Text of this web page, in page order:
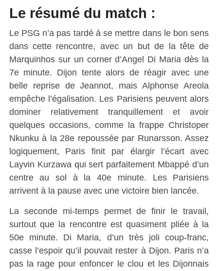
Le résumé du match :
Le PSG n’a pas tardé à se mettre dans le bon sens
dans cette rencontre, avec un but de la tête de
Marquinhos sur un corner d’Angel Di Maria dès la
7e minute. Dijon tente alors de réagir avec une
belle reprise de Jeannot, mais Alphonse Areola
empêche l’égalisation. Les Parisiens peuvent alors
dominer relativement tranquillement et avoir
quelques occasions, comme la frappe Christoper
Nkunku à la 28e repoussée par Runarsson. Assez
logiquement, Paris finit par élargir l’écart avec
Layvin Kurzawa qui sert parfaitement Mbappé d’un
centre au sol à la 40e minute. Les Parisiens
arrivent à la pause avec une victoire bien lancée.
La seconde mi-temps permet de finir le travail,
surtout que la rencontre est quasiment pliée à la
50e minute. Di Maria, d’un très joli coup-franc,
casse l’espoir qu’il pouvait rester à Dijon. Paris n’a
pas la rage pour enfoncer le clou et les Dijonnais